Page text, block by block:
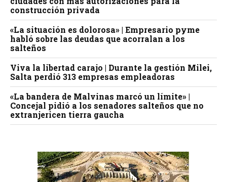
construcción privada
«La situación es dolorosa» | Empresario pyme
habló sobre las deudas que acorralan a los
salteños
Viva la libertad carajo | Durante la gestión Milei,
Salta perdió 313 empresas empleadoras
«La bandera de Malvinas marcó un límite» |
Concejal pidió a los senadores salteños que no
extranjericen tierra gaucha